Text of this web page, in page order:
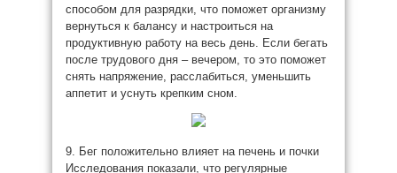
способом для разрядки, что поможет организму
вернуться к балансу и настроиться на
продуктивную работу на весь день. Если бегать
после трудового дня – вечером, то это поможет
снять напряжение, расслабиться, уменьшить
аппетит и уснуть крепким сном.
9. Бег положительно влияет на печень и почки
Исследования показали, что регулярные